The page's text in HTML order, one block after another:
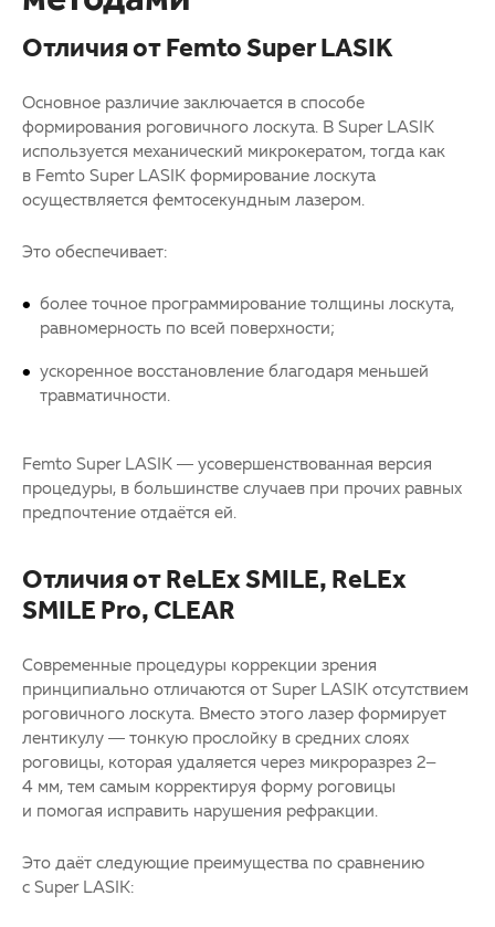
Отличия от Femto Super LASIK
Основное различие заключается в способе
формирования роговичного лоскута. В Super LASIK
используется механический микрокератом, тогда как
в Femto Super LASIK формирование лоскута
осуществляется фемтосекундным лазером.
Это обеспечивает:
более точное программирование толщины лоскута,
равномерность по всей поверхности;
ускоренное восстановление благодаря меньшей
травматичности.
Femto Super LASIK — усовершенствованная версия
процедуры, в большинстве случаев при прочих равных
предпочтение отдаётся ей.
Отличия от ReLEx SMILE, ReLEx
SMILE Pro, CLEAR
Современные процедуры коррекции зрения
принципиально отличаются от Super LASIK отсутствием
роговичного лоскута. Вместо этого лазер формирует
лентикулу — тонкую прослойку в средних слоях
роговицы, которая удаляется через микроразрез 2–
4 мм, тем самым корректируя форму роговицы
и помогая исправить нарушения рефракции.
Это даёт следующие преимущества по сравнению
с Super LASIK: